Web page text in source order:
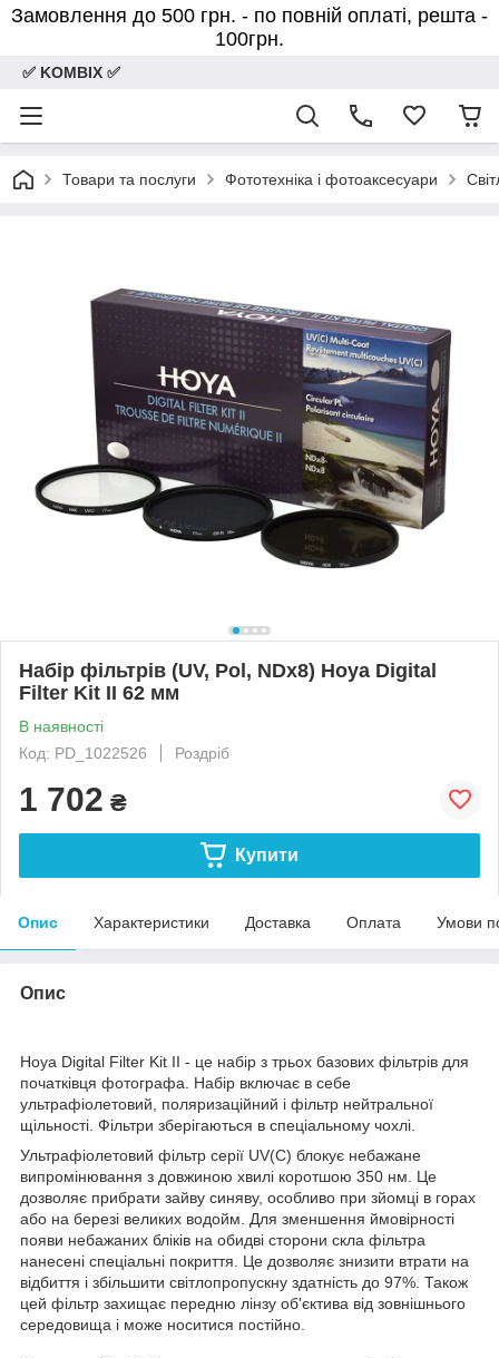
Замовлення до 500 грн. - по повній оплаті, решта -
100грн.
✅ KOMBIX ✅
Товари та послуги Фототехніка і фотоаксесуари
Набір фільтрів (UV, Pol, NDx8) Hoya Digital
Filter Kit II 62 мм
В наявності
Код: PD_1022526
Роздріб
1 702 ₴
Купити
Опис Характеристики Доставка Оплата Умови
Опис
Hoya Digital Filter Kit II - це набір з трьох базових фільтрів для
початківця фотографа. Набір включає в себе
ультрафіолетовий, поляризаційний і фільтр нейтральної
щільності. Фільтри зберігаються в спеціальному чохлі.
Ультрафіолетовий фільтр серії UV(C) блокує небажане
випромінювання з довжиною хвилі коротшою 350 нм. Це
дозволяє прибрати зайву синяву, особливо при зйомці в горах
або на березі великих водойм. Для зменшення ймовірності
появи небажаних бліків на обидві сторони скла фільтра
нанесені спеціальні покриття. Це дозволяє знизити втрати на
відбиття і збільшити світлопропускну здатність до 97%. Також
цей фільтр захищає передню лінзу об'єктива від зовнішнього
середовища і може носитися постійно.